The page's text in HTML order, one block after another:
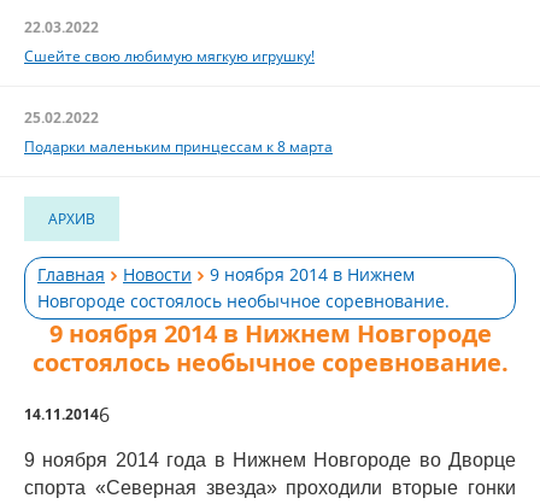
22.03.2022
Сшейте свою любимую мягкую игрушку!
25.02.2022
Подарки маленьким принцессам к 8 марта
АРХИВ
Главная Новости
9 ноября 2014 в Нижнем
Новгороде состоялось необычное соревнование.
9 ноября 2014 в Нижнем Новгороде
состоялось необычное соревнование.
14.11.20146
9 ноября 2014 года в Нижнем Новгороде во Дворце
спорта «Северная звезда» проходили вторые гонки